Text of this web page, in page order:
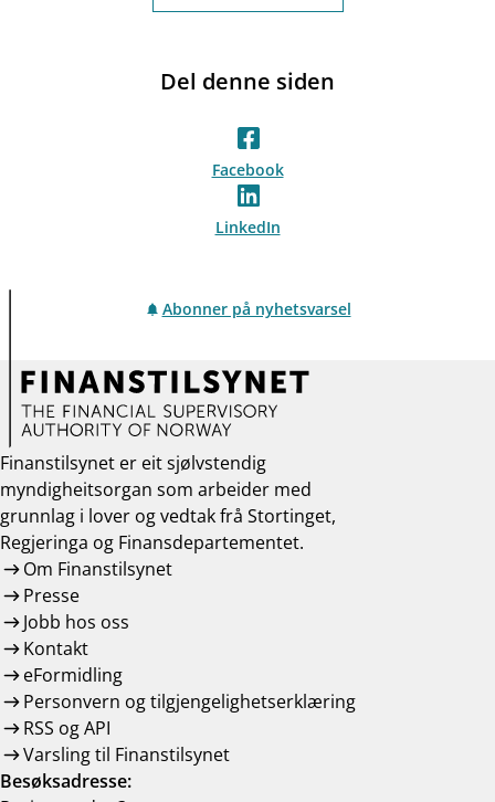
Del denne siden
Facebook
LinkedIn
Abonner på nyhetsvarsel
Finanstilsynet er eit sjølvstendig
myndigheitsorgan som arbeider med
grunnlag i lover og vedtak frå Stortinget,
Regjeringa og Finansdepartementet.
Om Finanstilsynet
Presse
Jobb hos oss
Kontakt
eFormidling
Personvern og tilgjengelighetserklæring
RSS og API
Varsling til Finanstilsynet
Besøksadresse: